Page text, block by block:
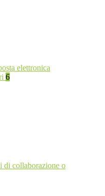
elettronica
6
di collaborazione o